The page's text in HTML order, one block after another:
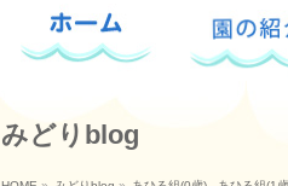
みどりblog